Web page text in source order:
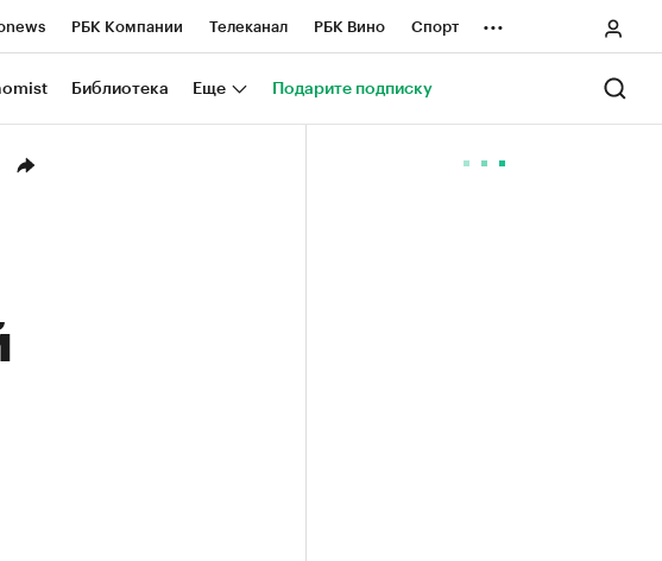
РБК Компании Телеканал РБК Вино Спорт
Национальные проекты Город
...
Библиотека Еще Подарите подписку